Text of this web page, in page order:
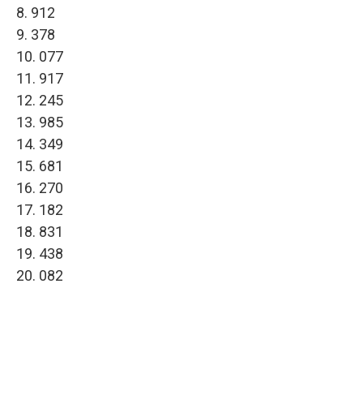
8. 912
9. 378
10. 077
11. 917
12. 245
13. 985
14. 349
15. 681
16. 270
17. 182
18. 831
19. 438
20. 082